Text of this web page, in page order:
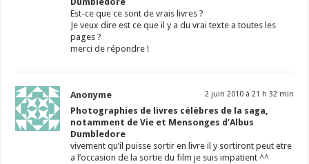
Est-ce que ce sont de vrais livres ?
Je veux dire est ce que il y a du vrai texte a toutes les
pages ?
merci de répondre !
Anonyme 2 juin 2010 à 21 h 32 min
Photographies de livres célèbres de la saga,
notamment de Vie et Mensonges d’Albus
Dumbledore
vivement qu’il puisse sortir en livre il y sortiront peut etre
a l’occasion de la sortie du film je suis impatient ^^